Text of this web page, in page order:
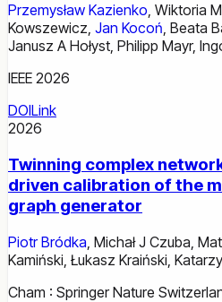
Przemysław Kazienko, Wiktoria
Kowszewicz, Jan Kocoń, Beata
Janusz A Hołyst, Philipp Mayr,
IEEE 2026
DOILink
2026
Twinning complex
driven calibration of the
graph generator
Piotr Bródka Michał J Czuba
Kamiński Łukasz Kraiński
Cham : Springer Nature